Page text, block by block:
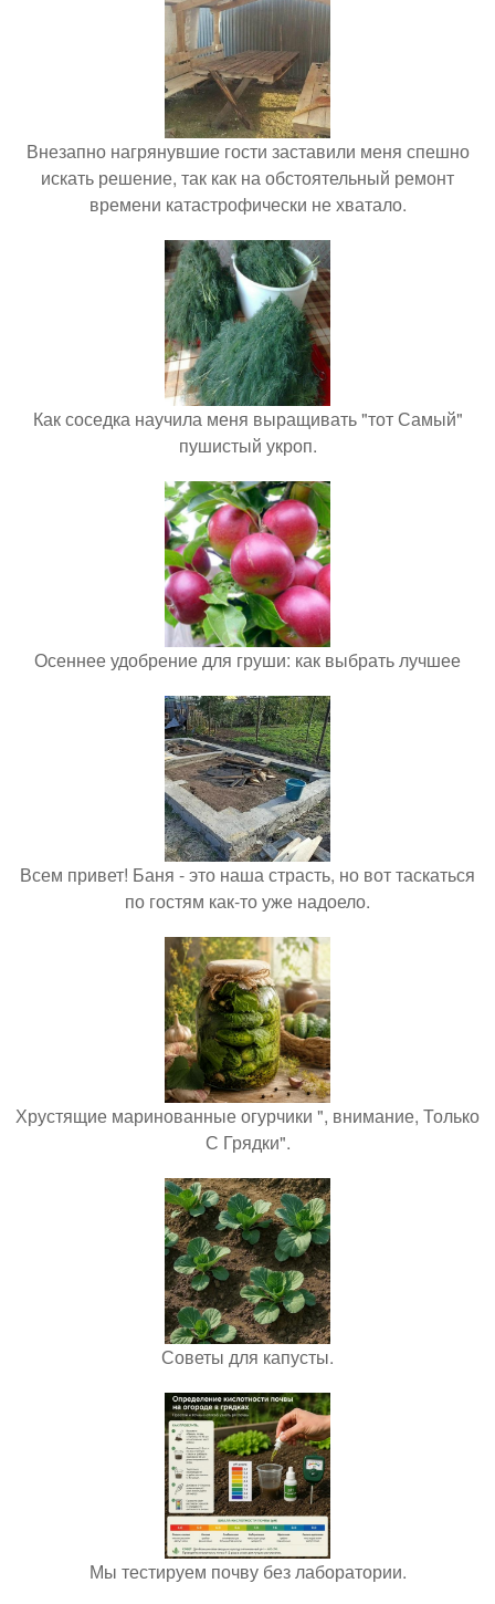
Внезапно нагрянувшие гости заставили меня спешно
искать решение, так как на обстоятельный ремонт
времени катастрофически не хватало.
Как соседка научила меня выращивать "тот Самый"
пушистый укроп.
Осеннее удобрение для груши: как выбрать лучшее
Всем привет! Баня - это наша страсть, но вот таскаться
по гостям как-то уже надоело.
Хрустящие маринованные огурчики ", внимание, Только
С Грядки".
Советы для капусты.
Мы тестируем почву без лаборатории.